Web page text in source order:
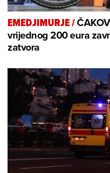
EMEDJIMURJE/
vrijednog 200 eura
zatvora